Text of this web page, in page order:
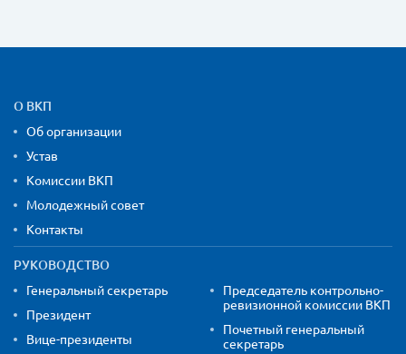
Карта сайта и контактная
О ВКП
Об организации
Устав
Комиссии ВКП
Молодежный совет
Контакты
РУКОВОДСТВО
Генеральный секретарь
Президент
Вице-президенты
Председатель контрольно-
ревизионной комиссии ВКП
Почетный генеральный
секретарь